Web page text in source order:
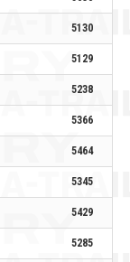
5130
5129
5238
5366
5464
5345
5429
5285